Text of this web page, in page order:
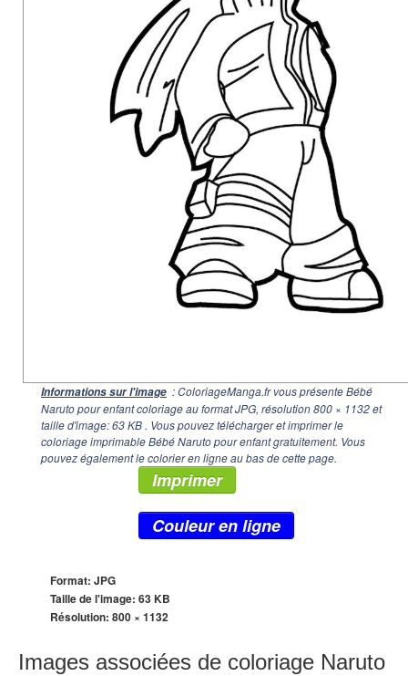
Informations sur l'image : ColoriageManga.fr vous présente Bébé
Naruto pour enfant coloriage au format JPG, résolution800 × 1132et
taille d'image: 63 KB . Vous pouvez télécharger et imprimer le
coloriage imprimable Bébé Naruto pour enfant gratuitement. Vous
pouvez également le colorier en ligne au bas de cette page.
Imprimer
Couleur en ligne
Format: JPG
Taille de l'image: 63 KB
Résolution: 800 × 1132
Images associées de coloriage Naruto